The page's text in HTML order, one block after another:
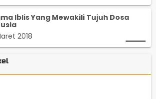
Iblis Yang Mewakili Tujuh Dosa
2018